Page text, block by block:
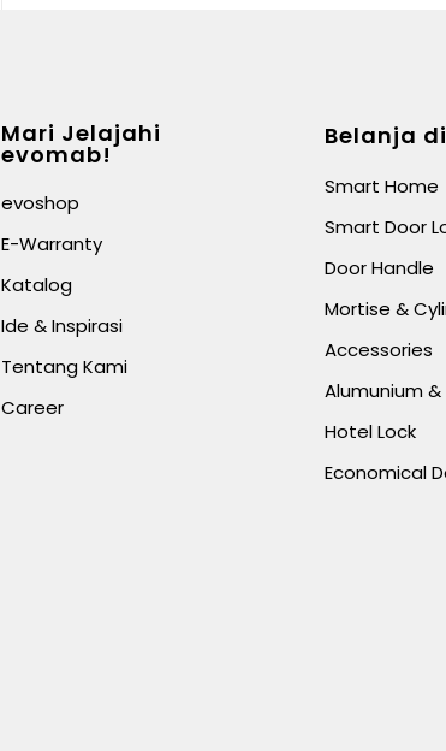
Mari Jelajahi
evomab!
evoshop
E-Warranty
Katalog
Ide & Inspirasi
Tentang Kami
Career
Belanja
Smart Home
Smart Door
Door Handle
Mortise &
Accessories
Alumunium &
Hotel Lock
Economical